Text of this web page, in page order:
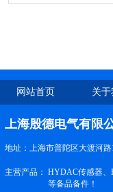
网站首页 关
上海殷德电气有限
地址：上海市普陀区大渡河路
主营产品： HYDAC传感器、
等备品备件！